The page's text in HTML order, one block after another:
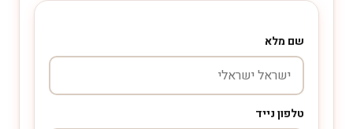
שם מלא
טלפון נייד